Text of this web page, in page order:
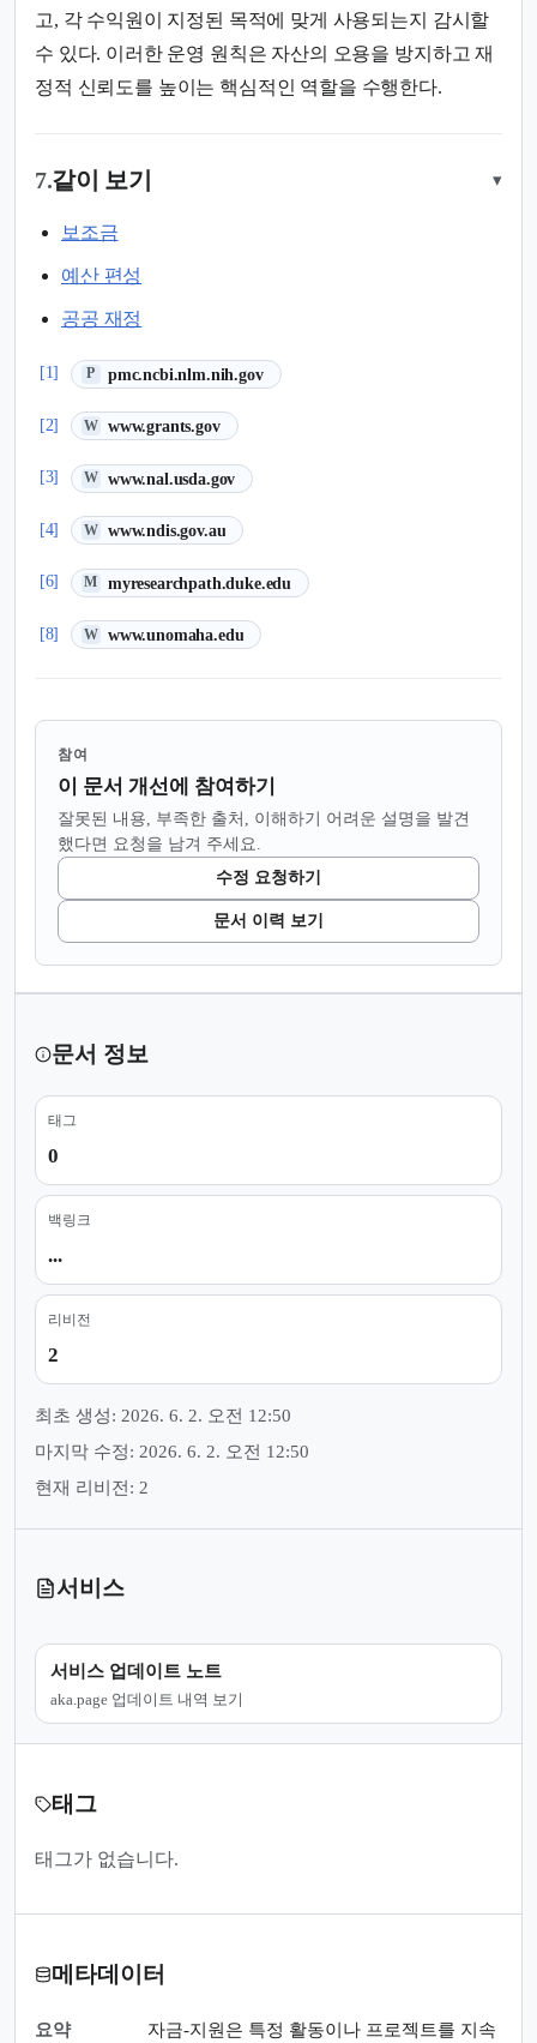
고, 각 수익원이 지정된 목적에 맞게 사용되는지 감시할
수 있다. 이러한 운영 원칙은 자산의 오용을 방지하고 재
정적 신뢰도를 높이는 핵심적인 역할을 수행한다.
7.같이 보기 ▾
보조금
예산 편성
공공 재정
[1] P pmc.ncbi.nlm.nih.gov
(새 탭에서 열림)
[2] W www.grants.gov
(새 탭에서 열림)
[3] W www.nal.usda.gov
(새 탭에서 열림)
[4] W www.ndis.gov.au
(새 탭에서 열림)
[6] M myresearchpath.duke.edu
(새 탭에서 열림)
[8] W www.unomaha.edu
(새 탭에서 열림)
참여
이 문서 개선에 참여하기
잘못된 내용, 부족한 출처, 이해하기 어려운 설명을 발견
했다면 요청을 남겨 주세요.
수정 요청하기
문서 이력 보기
문서 정보
태그
0
백링크
...
리비전
2
최초 생성: 2026. 6. 2. 오전 12:50
마지막 수정: 2026. 6. 2. 오전 12:50
현재 리비전: 2
서비스
서비스 업데이트 노트
aka.page 업데이트 내역 보기
태그
태그가 없습니다.
메타데이터
요약 자금-지원은 특정 활동이나 프로젝트를 지속